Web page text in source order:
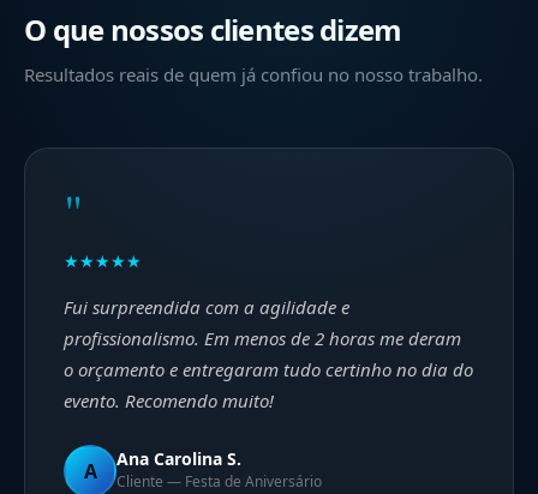
O que nossos clientes dizem
Resultados reais de quem já confiou no nosso trabalho.
"
★★★★★
Fui surpreendida com a agilidade e
profissionalismo. Em menos de 2 horas me deram
o orçamento e entregaram tudo certinho no dia do
evento. Recomendo muito!
A Ana Carolina S.
Cliente — Festa de Aniversário